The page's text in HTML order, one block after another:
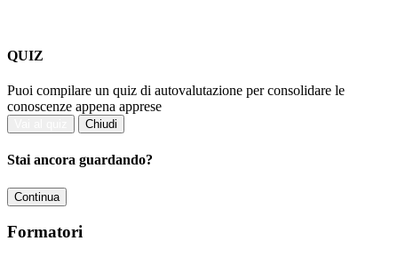
QUIZ
Puoi compilare un quiz di autovalutazione per consolidare le
conoscenze appena apprese
Chiudi
Stai ancora guardando?
Continua
Formatori